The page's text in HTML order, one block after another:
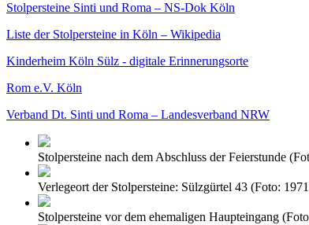
Stolpersteine Sinti und Roma – NS-Dok Köln
Liste der Stolpersteine in Köln – Wikipedia
Kinderheim Köln Sülz - digitale Erinnerungsorte
Rom e.V. Köln
Verband Dt. Sinti und Roma – Landesverband NRW
Stolpersteine nach dem Abschluss der Feierstunde
Verlegeort der Stolpersteine: Sülzgürtel 43 (Foto:
Stolpersteine vor dem ehemaligen Haupteingang